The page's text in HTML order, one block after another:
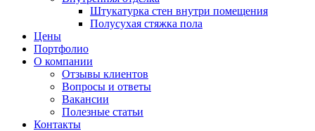
Штукатурка стен внутри помещения
Полусухая стяжка пола
Цены
Портфолио
О компании
Отзывы клиентов
Вопросы и ответы
Вакансии
Полезные статьи
Контакты